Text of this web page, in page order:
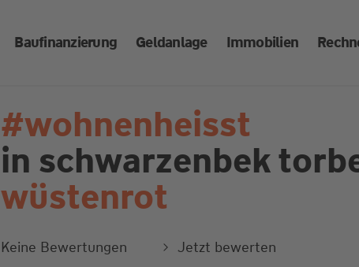
Baufinanzierung Geldanlage Immobilien
#wohnenheisst
in schwarzenbek
wüstenrot
Keine Bewertungen Jetzt bewerten